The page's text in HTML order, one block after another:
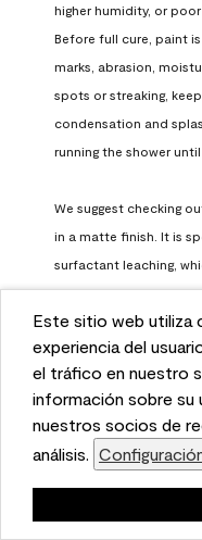
This website uses
and to analyze
We also share
with our social
partners. Cookie
Este sitio web utiliza
experiencia del
el tráfico en nuestro
información sobre
nuestros socios de
análisis.
higher humidity, or
Before full cure, paint
marks, abrasion,
spots or streaking,
condensation and
running the shower
We suggest checking
in a matte finish. It is
surfactant leaching,
have enough time to
high humidity. To learn
https://
paints-stains/product-
paint
Benjamin Moore
a month ago